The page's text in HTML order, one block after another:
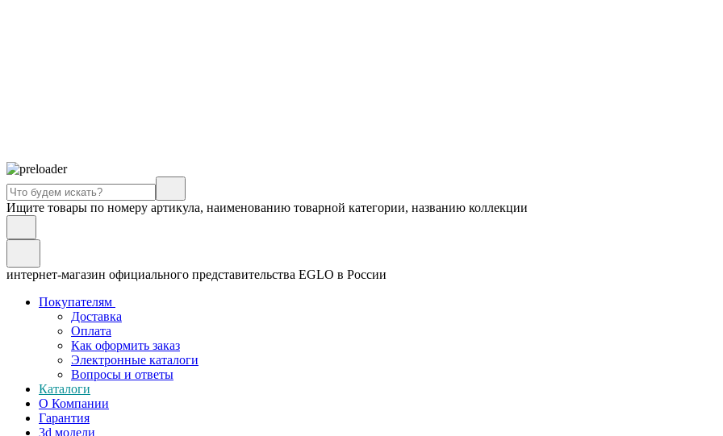
Ищите товары по номеру артикула, наименованию товарной категории, названию коллекции
интернет-магазин официального представительства EGLO в России
Покупателям
Доставка
Оплата
Как оформить заказ
Электронные каталоги
Вопросы и ответы
Каталоги
О Компании
Гарантия
3d модели